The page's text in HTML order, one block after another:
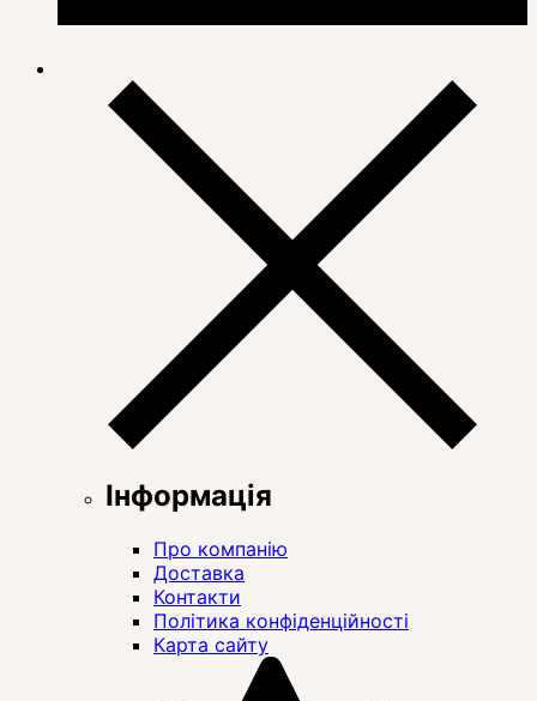
Інформація
Про компанію
Доставка
Контакти
Політика конфіденційності
Карта сайту